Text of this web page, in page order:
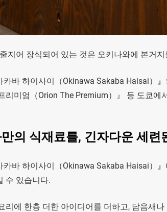
지어 장식되어 있는 것은 오키나와에 본거
카바 하이사이（Okinawa Sakaba Haisai）
리미엄（Orion The Premium）』 등 도쿄
의 식재료를, 긴자다운 세련
카바 하이사이（Okinawa Sakaba Haisai）
수 있습니다.
리에 한층 더한 아이디어를 더하고, 담음새